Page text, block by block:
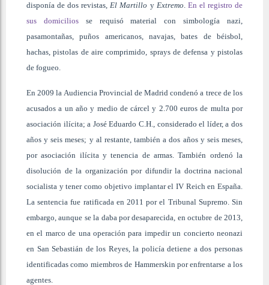
disponía de dos revistas,El Martillo y Extremo.En el registro de
sus domiciliosse requisó material con simbología nazi,
pasamontañas, puños americanos, navajas, bates de béisbol,
hachas, pistolas de aire comprimido, sprays de defensa y pistolas
de fogueo.
En 2009 la Audiencia Provincial de Madrid condenó a trece de los
acusados a un año y medio de cárcel y 2.700 euros de multa por
asociación ilícita; a José Eduardo C.H., considerado el líder, a dos
años y seis meses; y al restante, también a dos años y seis meses,
por asociación ilícita y tenencia de armas. También ordenó la
disolución de la organización por difundir la doctrina nacional
socialista y tener como objetivo implantar el IV Reich en España.
La sentencia fue ratificada en 2011 por el Tribunal Supremo. Sin
embargo, aunque se la daba por desaparecida, en octubre de 2013,
en el marco de una operación para impedir un concierto neonazi
en San Sebastián de los Reyes, la policía detiene a dos personas
identificadas como miembros de Hammerskin por enfrentarse a los
agentes.